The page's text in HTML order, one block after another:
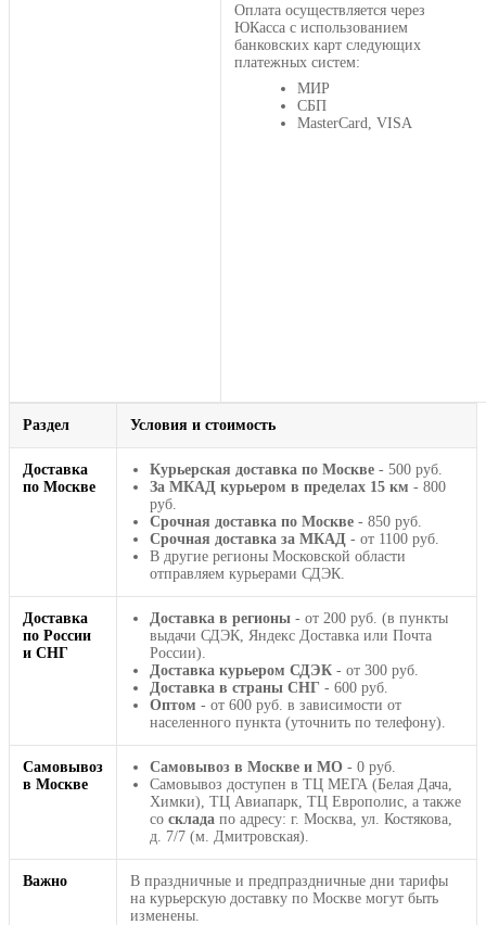
Оплата осуществляется через
ЮКасса с использованием
банковских карт следующих
платежных систем:
МИР
СБП
MasterCard, VISA
Раздел Условия и стоимость
Доставка
по Москве
Курьерская доставка по Москве - 500 руб.
За МКАД курьером в пределах 15 км - 800
руб.
Срочная доставка по Москве - 850 руб.
Срочная доставка за МКАД - от 1100 руб.
В другие регионы Московской области
отправляем курьерами СДЭК.
Доставка
по России
и СНГ
Доставка в регионы - от 200 руб. (в пункты
выдачи СДЭК, Яндекс Доставка или Почта
России).
Доставка курьером СДЭК - от 300 руб.
Доставка в страны СНГ - 600 руб.
Оптом - от 600 руб. в зависимости от
населенного пункта (уточнить по телефону).
Самовывоз
в Москве
Самовывоз в Москве и МО - 0 руб.
Самовывоз доступен в ТЦ МЕГА (Белая Дача,
Химки), ТЦ Авиапарк, ТЦ Европолис, а также
со склада по адресу: г. Москва, ул. Костякова,
д. 7/7 (м. Дмитровская).
Важно
В праздничные и предпраздничные дни тарифы
на курьерскую доставку по Москве могут быть
изменены.